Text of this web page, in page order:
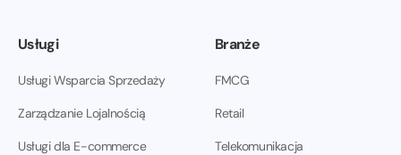
Usługi
Usługi Wsparcia Sprzedaży
Zarządzanie Lojalnością
Usługi dla E-commerce
Branże
FMCG
Retail
Telekomunikacja